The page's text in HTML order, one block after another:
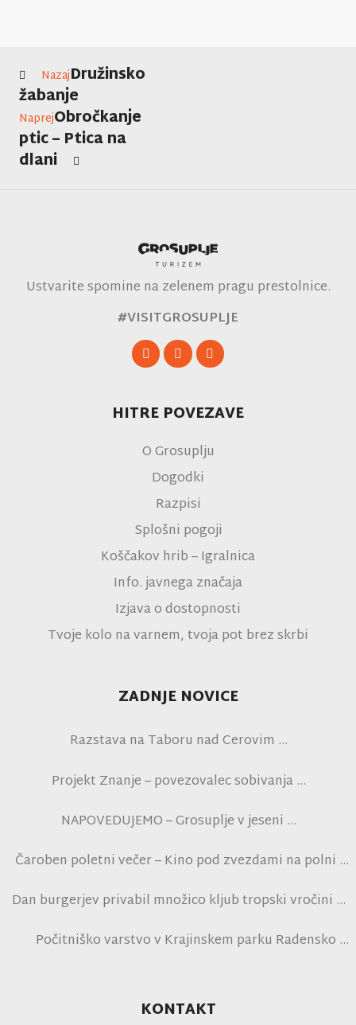
NazajDružinsko
žabanje
NaprejObročkanje
ptic – Ptica na
dlani
Ustvarite spomine na zelenem pragu prestolnice.
#VISITGROSUPLJE
HITRE POVEZAVE
O Grosuplju
Dogodki
Razpisi
Splošni pogoji
Koščakov hrib – Igralnica
Info. javnega značaja
Izjava o dostopnosti
Tvoje kolo na varnem, tvoja pot brez skrbi
ZADNJE NOVICE
Razstava na Taboru nad Cerovim
Projekt Znanje – povezovalec sobivanja
NAPOVEDUJEMO – Grosuplje v jeseni
Čaroben poletni večer – Kino pod zvezdami na polni
Dan burgerjev privabil množico kljub tropski vročini
Počitniško varstvo v Krajinskem parku Radensko
KONTAKT